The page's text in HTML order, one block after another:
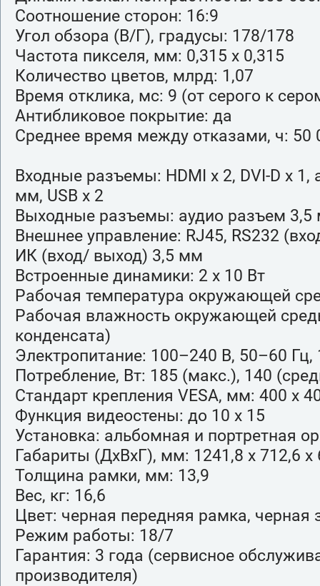
Соотношение сторон: 16:9
Угол обзора (В/Г), градусы: 178/178
Частота пикселя, мм: 0,315 х 0,315
Количество цветов, млрд: 1,07
Время отклика, мс: 9 (от серого к
Антибликовое покрытие: да
Среднее время между отказами, ч:
Входные разъемы: HDMI х 2, DVI-D x 1,
мм, USB х 2
Выходные разъемы: аудио разъем
Внешнее управление: RJ45, RS232
ИК (вход/ выход) 3,5 мм
Встроенные динамики: 2 х 10 Вт
Рабочая температура окружающей
Рабочая влажность окружающей
конденсата)
Электропитание: 100–240 В, 50–60 Гц,
Потребление, Вт: 185 (макс.), 140
Стандарт крепления VESA, мм: 400 х
Функция видеостены: до 10 х 15
Установка: альбомная и портретная
Габариты (ДхВхГ), мм: 1241,8 х 712,6 х
Толщина рамки, мм: 13,9
Вес, кг: 16,6
Цвет: черная передняя рамка,
Режим работы: 18/7
Гарантия: 3 года (сервисное
производителя)